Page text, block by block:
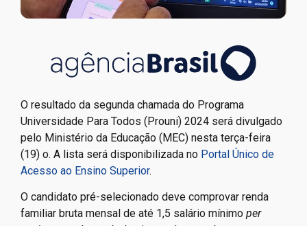
O resultado da segunda chamada do Programa
Universidade Para Todos (Prouni) 2024 será divulgado
pelo Ministério da Educação (MEC) nesta terça-feira
(19) o. A lista será disponibilizada no Portal Único de
Acesso ao Ensino Superior.
O candidato pré-selecionado deve comprovar renda
familiar bruta mensal de até 1,5 salário mínimo per